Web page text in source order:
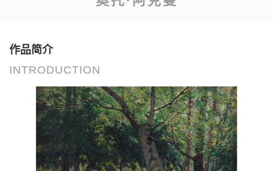
作品简介
INTRODUCTION